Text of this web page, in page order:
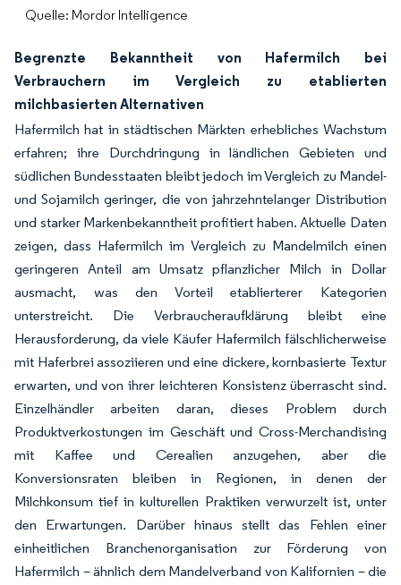
Quelle: Mordor Intelligence
Begrenzte Bekanntheit von Hafermilch bei
Verbrauchern im Vergleich zu etablierten
milchbasierten Alternativen
Hafermilch hat in städtischen Märkten erhebliches Wachstum
erfahren; ihre Durchdringung in ländlichen Gebieten und
südlichen Bundesstaaten bleibt jedoch im Vergleich zu Mandel-
und Sojamilch geringer, die von jahrzehntelanger Distribution
und starker Markenbekanntheit profitiert haben. Aktuelle Daten
zeigen, dass Hafermilch im Vergleich zu Mandelmilch einen
geringeren Anteil am Umsatz pflanzlicher Milch in Dollar
ausmacht, was den Vorteil etablierterer Kategorien
unterstreicht. Die Verbraucheraufklärung bleibt eine
Herausforderung, da viele Käufer Hafermilch fälschlicherweise
mit Haferbrei assoziieren und eine dickere, kornbasierte Textur
erwarten, und von ihrer leichteren Konsistenz überrascht sind.
Einzelhändler arbeiten daran, dieses Problem durch
Produktverkostungen im Geschäft und Cross-Merchandising
mit Kaffee und Cerealien anzugehen, aber die
Konversionsraten bleiben in Regionen, in denen der
Milchkonsum tief in kulturellen Praktiken verwurzelt ist, unter
den Erwartungen. Darüber hinaus stellt das Fehlen einer
einheitlichen Branchenorganisation zur Förderung von
Hafermilch – ähnlich dem Mandelverband von Kalifornien – die